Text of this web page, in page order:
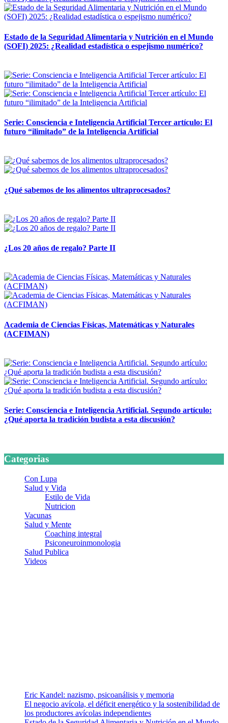
Estado de la Seguridad Alimentaria y Nutrición en el Mundo
(SOFI) 2025: ¿Realidad estadística o espejismo numérico?
Serie: Consciencia e Inteligencia Artificial Tercer artículo: El
futuro “ilimitado” de la Inteligencia Artificial
¿Qué sabemos de los alimentos ultraprocesados?
¿Los 20 años de regalo? Parte II
Academia de Ciencias Físicas, Matemáticas y Naturales
(ACFIMAN)
Serie: Consciencia e Inteligencia Artificial. Segundo artículo:
¿Qué aporta la tradición budista a esta discusión?
Categorias
Con Lupa
Salud y Vida
Estilo de Vida
Nutricion
Vacunas
Salud y Mente
Coaching integral
Psiconeuroinmonologia
Salud Publica
Videos
Eric Kandel: nazismo, psicoanálisis y memoria
El negocio avícola, el déficit energético y la sostenibilidad de
los productores avícolas independientes